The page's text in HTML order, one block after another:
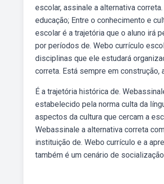
escolar, assinale a alternativa
educação; Entre o conhecimento e
escolar é a trajetória que o aluno irá
por períodos de. Webo currículo
disciplinas que ele estudará
correta. Está sempre em construção,
É a trajetória histórica de.
estabelecido pela norma culta da
aspectos da cultura que cercam a
Webassinale a alternativa correta
instituição de. Webo currículo e a
também é um cenário de